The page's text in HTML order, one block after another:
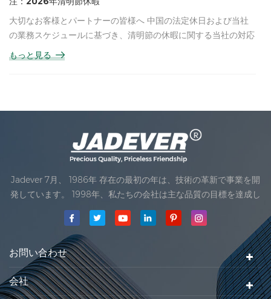
大切なお客様とパートナーの皆様へ 中国の法定休日および当社
の業務スケジュールに基づき、清明節の休暇に関する当社の対応
を以下のとおりお知らせいたします。 休暇期間 2026年4月4日
から4月6日まで休業いたします。2026年4月7日より業務を再開
おかけいたしますが、何卒ご理解いただけますようお願い申し上
げます。 清明節は中国の伝統的な祝日です。皆様とチームの皆
様が楽しく穏やかな休日をお過ごしになることを願っておりま
す。祝日明けには、緊密な協力関係を再開できることを楽しみに
しております。 ご理解とご支援に感謝いたします！ ジェイドバ
もっと見る
Jadever 7月、 1986年 存在の最初の年は、技術の革新で事業を開
発しています。 1998年、私たちの会社は主な品質の目標を達成し
ました。私達のプロダクトの最初の製品は、国際法律の組織の承
認を受けました。 1999年、 Xiamen Jadever スケール株式会社
されていました。 .私達の会社の主な生産地域はあります。 2006
年に。Jadever ISO を取得 9001：2000 認証
お問い合わせ
会社